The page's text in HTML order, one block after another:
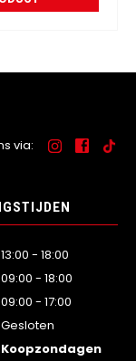
via:
13:00 - 18:00
09:00 - 18:00
09:00 - 17:00
Gesloten
Koopzondagen